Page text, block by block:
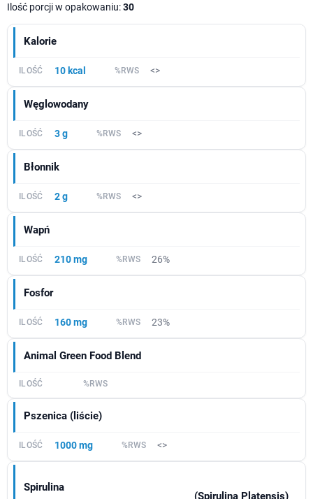
Ilość porcji w opakowaniu:30
Kalorie
10 kcal <>
Węglowodany
3 g <>
Błonnik
2 g <>
Wapń
210 mg 26%
Fosfor
160 mg 23%
Animal Green Food Blend
Pszenica (liście)
1000 mg <>
Spirulina
(Spirulina Platensis)